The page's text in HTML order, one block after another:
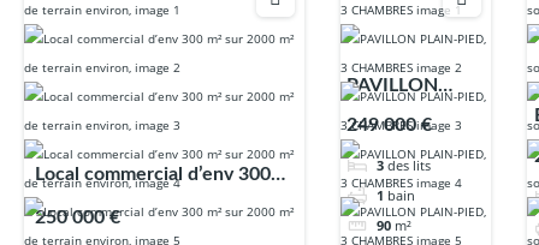
Local commercial d’env 300
m² sur 2000 m² de terrain
environ,
250 000 €
PAVILLON
PLAIN-PIED, 3
CHAMBRES
249 000 €
3 des lits
1 bain
90 m²